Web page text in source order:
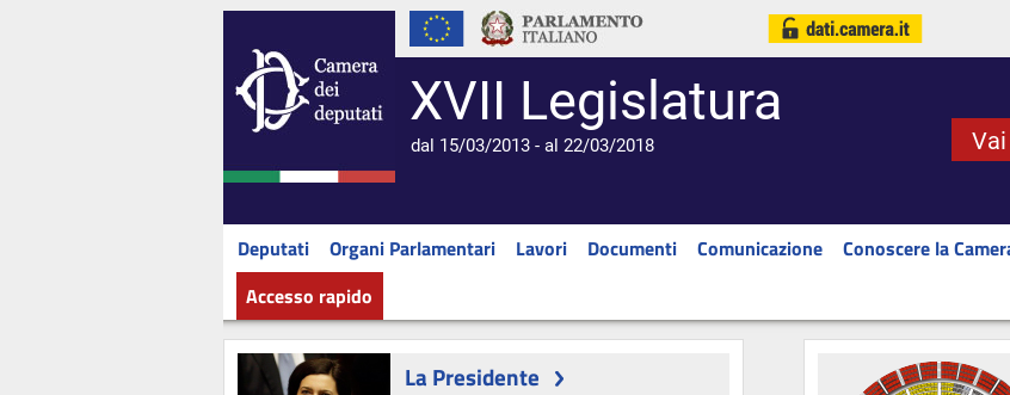
XVII Legislatura
dal 15/03/2013 - al 22/03/2018
Deputati Organi Parlamentari Lavori Documenti Comunicazione Conoscere la
Accesso rapido
La Presidente